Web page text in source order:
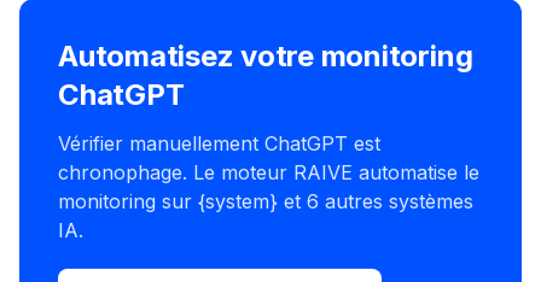
Automatisez votre monitoring
ChatGPT
Vérifier manuellement ChatGPT est
chronophage. Le moteur RAIVE automatise le
monitoring sur {system} et 6 autres systèmes
IA.